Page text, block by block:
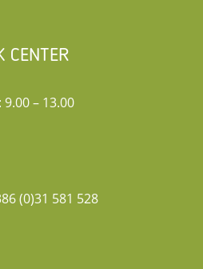
CENTER
– 13.00
(0)31 581 528